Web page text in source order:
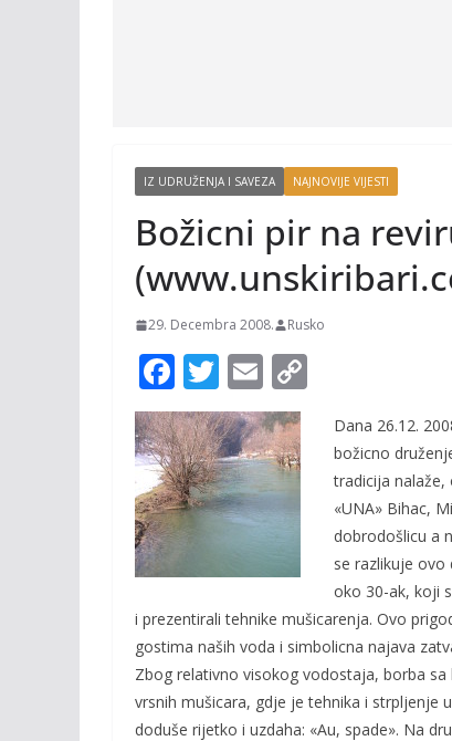
IZ UDRUŽENJA I SAVEZA NAJNOVIJE VIJESTI
Božicni pir na
29. Decembra 2008. Rusko
F
ac
e
b
o
o
k
T
w
itt
er
E
m
ai
l
Dana 26.12.
božicno
tradicija
«UNA» Bihac,
dobrodošlicu a
se razlikuje
oko 30-ak, koji
i prezentirali tehnike mušicarenja. Ovo
gostima naših voda i simbolicna najava
Zbog relativno visokog vodostaja, borba sa
vrsnih mušicara, gdje je tehnika i strpljenje
doduše rijetko i uzdaha: «Au, spade». Na